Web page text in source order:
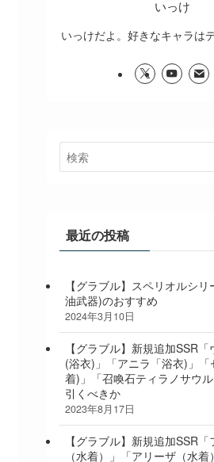
いっけ
いっけだよ。好きなキャラは
最近の投稿
【グラブル】スペリオルシ
油武器)のおすすめ
2024年3月10日
【グラブル】新規追加SSR「
(浴衣)」「アニラ「浴衣)」
着)」「召喚石ティラノサウ
引くべきか
2023年8月17日
【グラブル】新規追加SSR
（水着）」「アリーザ（水